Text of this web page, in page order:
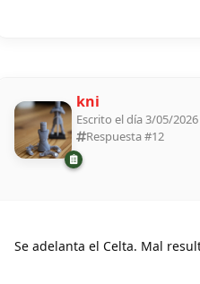
kni
Escrito el día 3/05/2026
Respuesta #12
Se adelanta el Celta. Mal